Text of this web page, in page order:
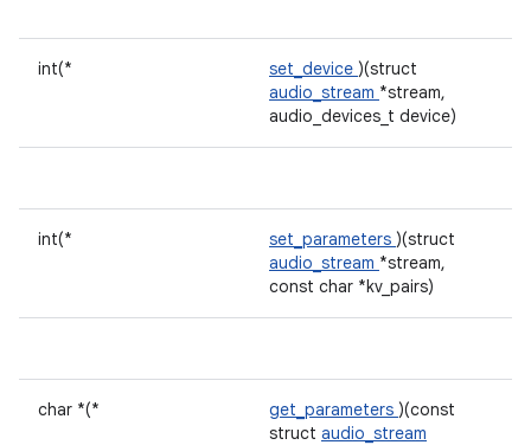
int(* set_device )(struct
audio_stream *stream,
audio_devices_t device)
int(* set_parameters )(struct
audio_stream *stream,
const char *kv_pairs)
char *(* get_parameters )(const
struct audio_stream